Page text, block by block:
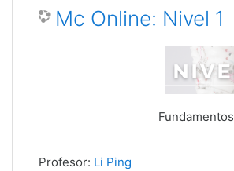
Mc Online: Nivel 1
Fundamentos
Profesor: Li Ping